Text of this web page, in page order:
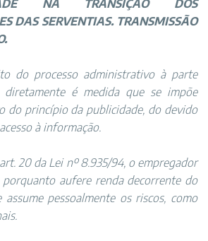
NA TRANSIÇÃO DOS
DAS SERVENTIAS. TRANSMISSÃO
do processo administrativo à parte
é medida que se impõe
do princípio da publicidade, do devido
à informação.
20 da Lei nº 8.935/94, o empregador
aufere renda decorrente do
pessoalmente os riscos, como